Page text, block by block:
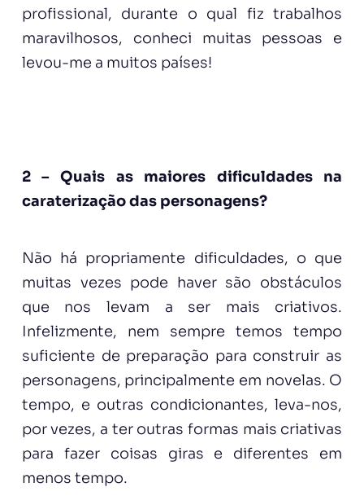
profissional, durante o qual fiz trabalhos
maravilhosos, conheci muitas pessoas e
levou-me a muitos países!
2 – Quais as maiores dificuldades na
caraterização das personagens?
Não há propriamente dificuldades, o que
muitas vezes pode haver são obstáculos
que nos levam a ser mais criativos.
Infelizmente, nem sempre temos tempo
suficiente de preparação para construir as
personagens, principalmente em novelas. O
tempo, e outras condicionantes, leva-nos,
por vezes, a ter outras formas mais criativas
para fazer coisas giras e diferentes em
menos tempo.